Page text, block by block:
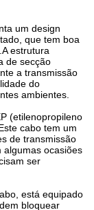
um design
que tem boa
estrutura
de secção
a transmissão
do
ambientes.
(etilenopropileno
cabo tem um
de transmissão
algumas ocasiões
ser
está equipado
bloquear